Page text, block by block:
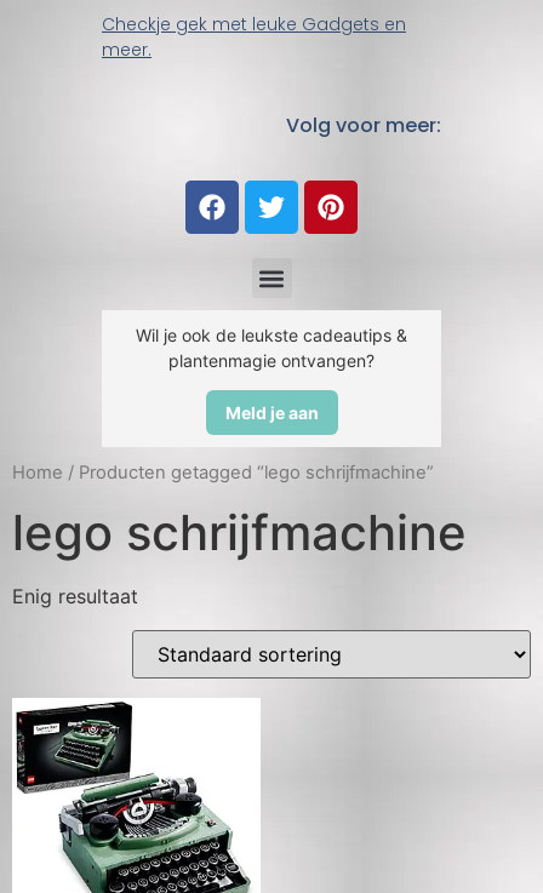
Checkje gek met leuke Gadgets en
meer.
Volg voor meer:
Wil je ook de leukste cadeautips &
plantenmagie ontvangen?
Meld je aan
Home / Producten getagged “lego schrijfmachine”
lego schrijfmachine
Enig resultaat